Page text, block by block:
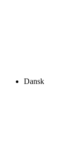
Dansk